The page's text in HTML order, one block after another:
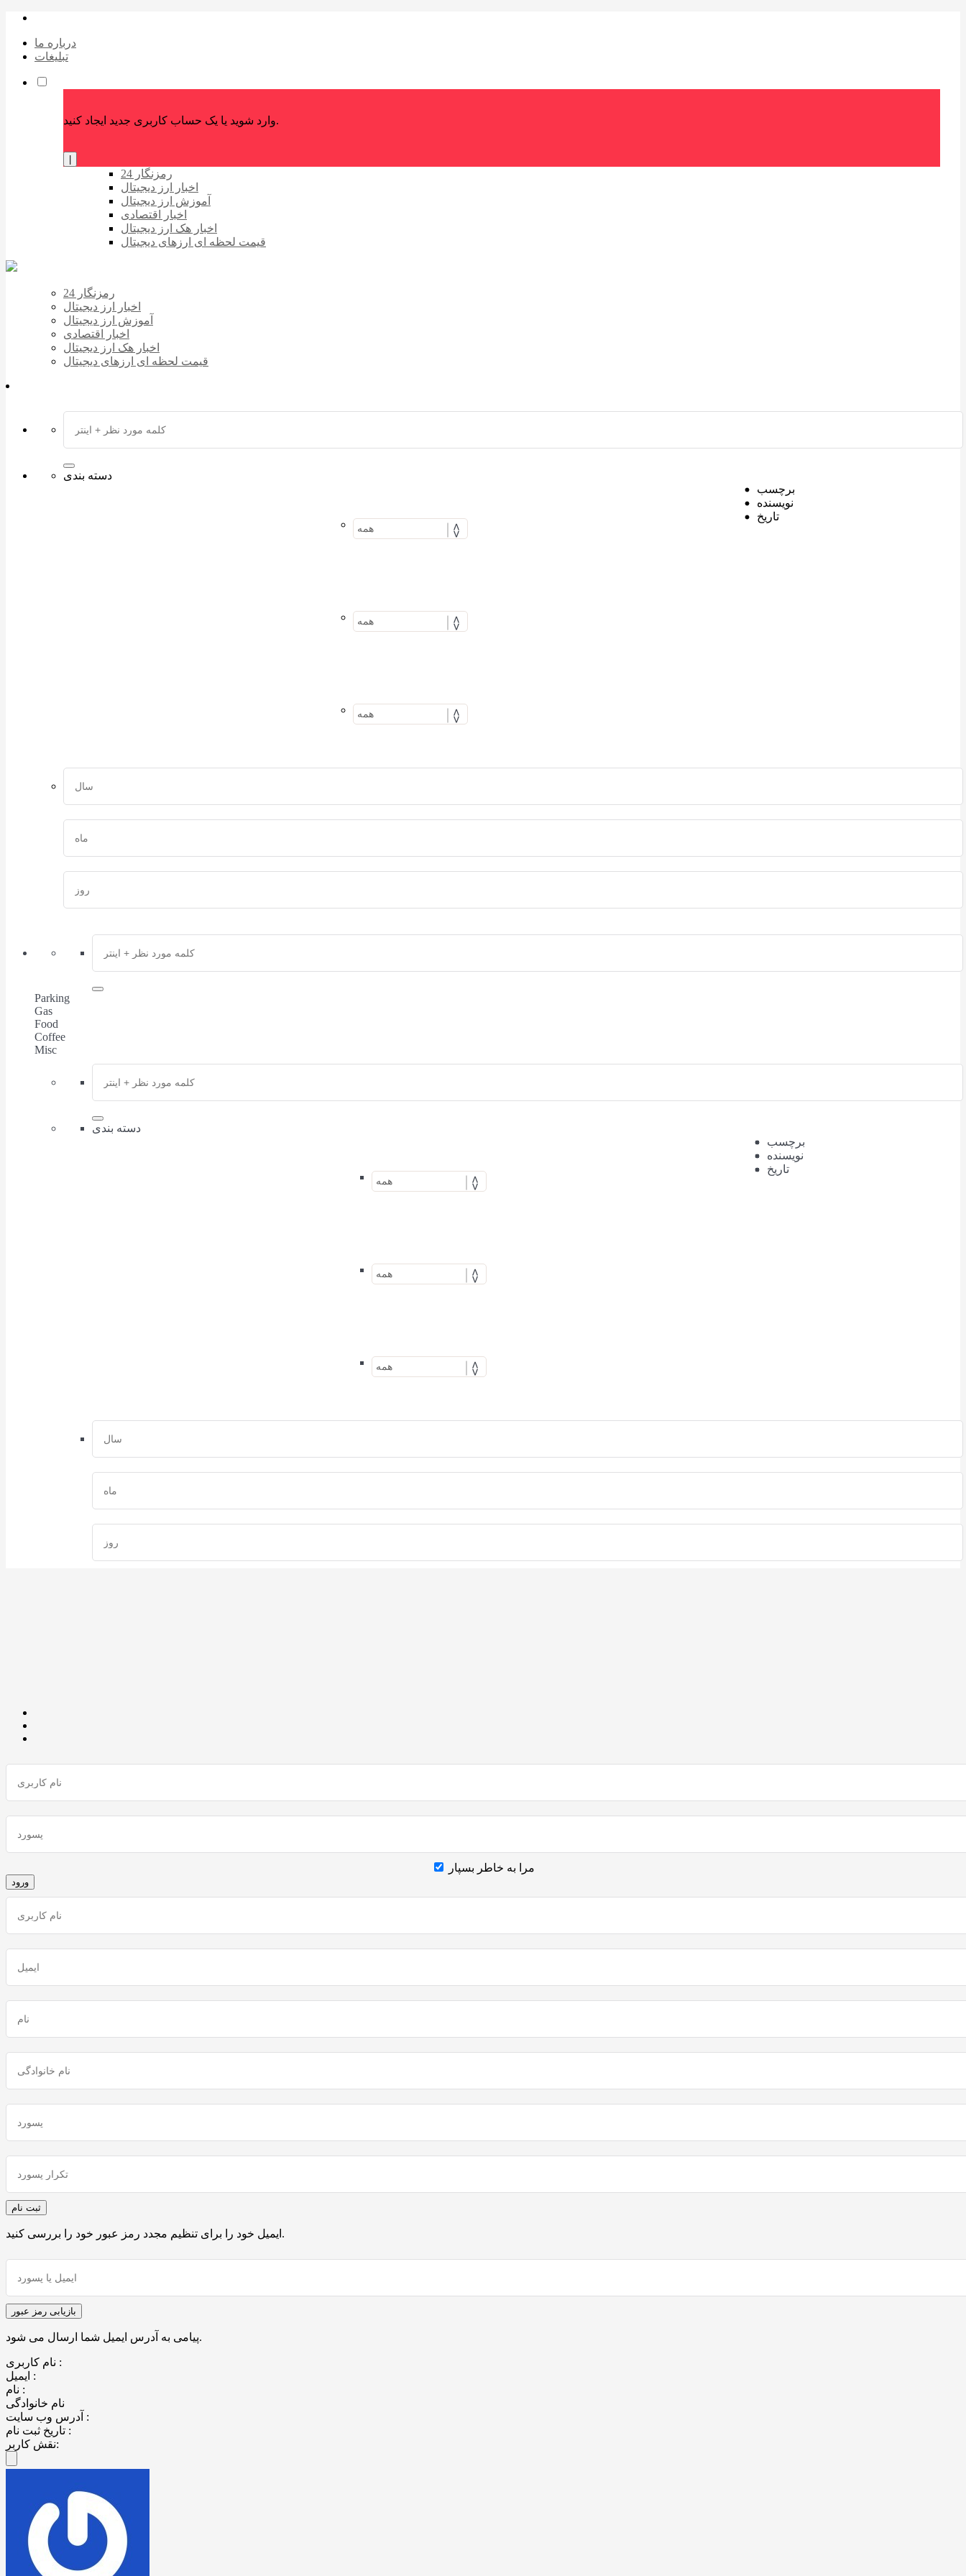
درباره ما
تبلیغات
وارد شوید یا یک حساب کاربری جدید ایجاد کنید.
رمزنگار 24
اخبار ارز دیجیتال
آموزش ارز دیجیتال
اخبار اقتصادی
اخبار هک ارز دیجیتال
قیمت لحظه ای ارزهای دیجیتال
رمزنگار 24
اخبار ارز دیجیتال
آموزش ارز دیجیتال
اخبار اقتصادی
اخبار هک ارز دیجیتال
قیمت لحظه ای ارزهای دیجیتال
دسته بندی
برچسب
نویسنده
تاریخ
Parking
Gas
Food
Coffee
Misc
دسته بندی
برچسب
نویسنده
تاریخ
مرا به خاطر بسپار
ایمیل خود را برای تنظیم مجدد رمز عبور خود را بررسی کنید.
پیامی به آدرس ایمیل شما ارسال می شود.
نام کاربری :
ایمیل :
نام :
نام خانوادگی
آدرس وب سایت :
تاریخ ثبت نام :
نقش کاربر: